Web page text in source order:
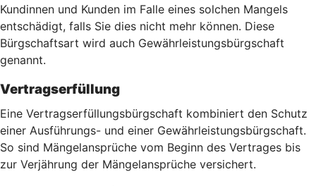
Kundinnen und Kunden im Falle eines solchen Mangels
entschädigt, falls Sie dies nicht mehr können. Diese
Bürgschaftsart wird auch Gewährleistungsbürgschaft
genannt.
Vertragserfüllung
Eine Vertragserfüllungsbürgschaft kombiniert den Schutz
einer Ausführungs- und einer Gewährleistungsbürgschaft.
So sind Mängelansprüche vom Beginn des Vertrages bis
zur Verjährung der Mängelansprüche versichert.